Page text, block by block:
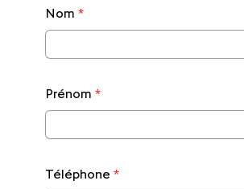
Nom *
Prénom *
Téléphone *